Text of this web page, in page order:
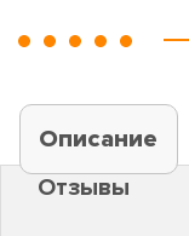
Описание
Отзывы